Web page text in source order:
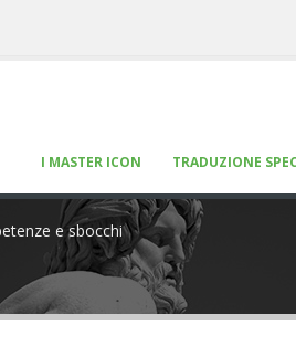
I MASTER ICON TRADUZIONE
e sbocchi